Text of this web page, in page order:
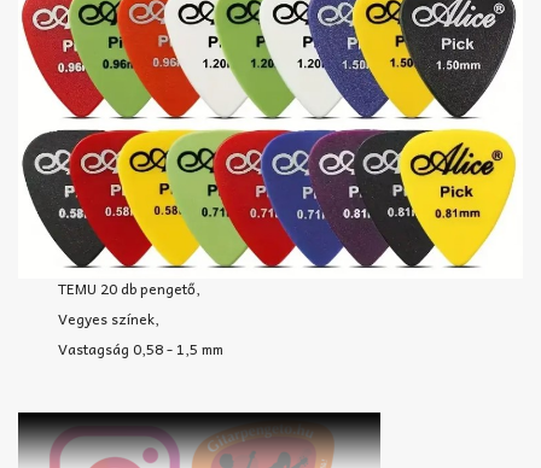
TEMU 20 db pengető,
Vegyes színek,
Vastagság 0,58 - 1,5 mm